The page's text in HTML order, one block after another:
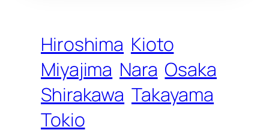
Hiroshima Kioto
Miyajima Nara Osaka
Shirakawa Takayama
Tokio